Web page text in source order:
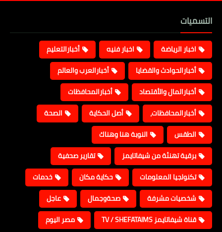
التسميات
اخبار الرياضة اخبار فنيه
أخبارالتعليم
أخبارالحوادث والقضايا
أخبارالعرب والعالم
أخبارالمال والأقتصاد
أخبارالمحافظات
أخبارالمحافظات،
أصل الحكاية
الصحة
الطقس
النوبة هنا وهناك
برقية تهنئة من شيفاتايمز
تقارير صحفية
تكنولجيا المعلومات
حكاية مكان
خدمات
شخصيات مشرفة
صحةوجمال
عاجل
قناة شيفاتايمز TV / SHEFATAIMS
مصر اليوم